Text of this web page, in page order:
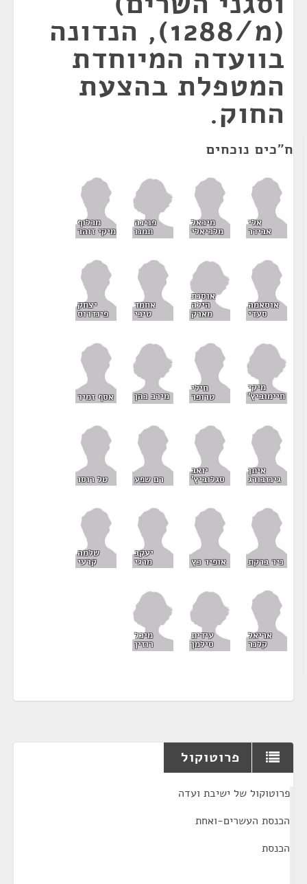
(מ/1288), הנדונה
בוועדה המיוחדת
המטפלת בהצעת
החוק.
ח"כים נוכחים
אלי
אבידר
מיכאל
מלכיאלי
פנינה
תמנו
מכלוף
מיקי זוהר
אוסאמה
סעדי
אוסנת
הילה
מארק
אחמד
טיבי
יצחק
פינדרוס
מיקי
חיימוביץ'
חילי
טרופר מירב כהן אסף זמיר
איתן
גינזבורג
יואב
סגלוביץ' רם שפע טל רוסו
ניר ברקת אופיר כץ
יעקב
מרגי
שלמה
קרעי
אריאל
קלנר
עידית
סילמן
מיכל
רוזין
פרוטוקול
פרוטוקול של ישיבת ועדה
הכנסת העשרים-ואחת
הכנסת